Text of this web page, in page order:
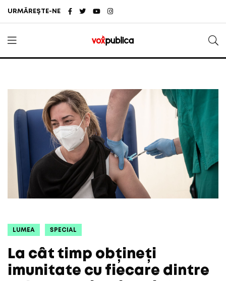
URMĂREȘTE-NE
LUMEA SPECIAL
La cât timp obțineți
imunitate cu fiecare dintre